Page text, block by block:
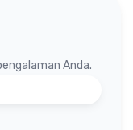
Anda.